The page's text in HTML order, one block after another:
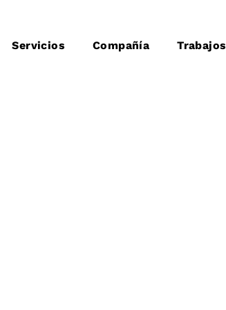
Servicios Compañía Trabajos